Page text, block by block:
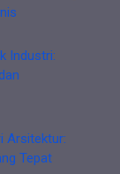
Industri:
Arsitektur:
Tepat